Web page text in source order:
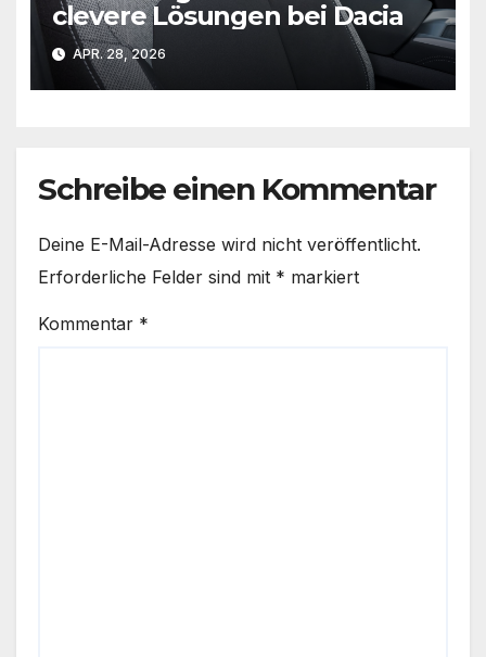
clevere Lösungen bei Dacia
APR. 28, 2026
Schreibe einen Kommentar
Deine E-Mail-Adresse wird nicht veröffentlicht.
Erforderliche Felder sind mit * markiert
Kommentar *